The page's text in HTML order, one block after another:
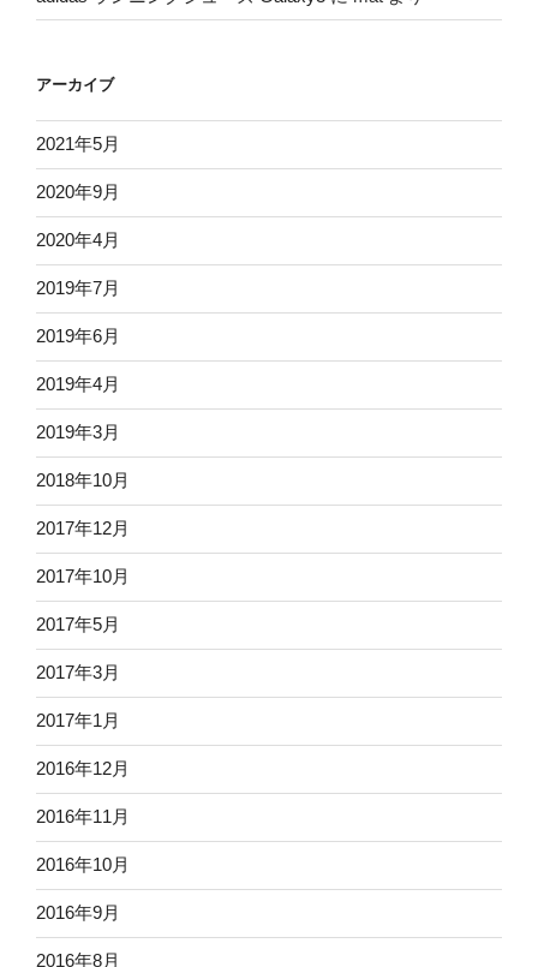
アーカイブ
2021年5月
2020年9月
2020年4月
2019年7月
2019年6月
2019年4月
2019年3月
2018年10月
2017年12月
2017年10月
2017年5月
2017年3月
2017年1月
2016年12月
2016年11月
2016年10月
2016年9月
2016年8月